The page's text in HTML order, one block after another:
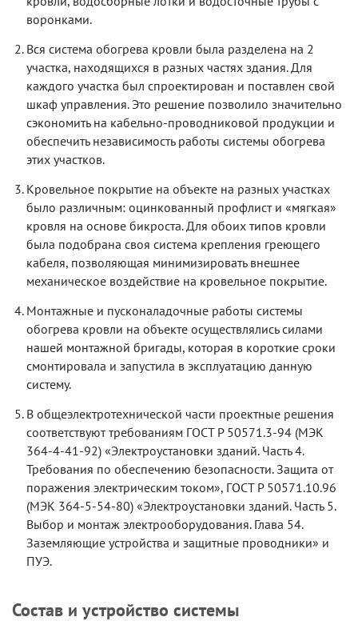
воронками.
Вся система обогрева кровли была разделена на 2
участка, находящихся в разных частях здания. Для
каждого участка был спроектирован и поставлен свой
шкаф управления. Это решение позволило значительно
сэкономить на кабельно-проводниковой продукции и
обеспечить независимость работы системы обогрева
этих участков.
Кровельное покрытие на объекте на разных участках
было различным: оцинкованный профлист и «мягкая»
кровля на основе бикроста. Для обоих типов кровли
была подобрана своя система крепления греющего
кабеля, позволяющая минимизировать внешнее
механическое воздействие на кровельное покрытие.
Монтажные и пусконаладочные работы системы
обогрева кровли на объекте осуществлялись силами
нашей монтажной бригады, которая в короткие сроки
смонтировала и запустила в эксплуатацию данную
систему.
В общеэлектротехнической части проектные решения
соответствуют требованиям ГОСТ Р 50571.3-94 (МЭК
364-4-41-92) «Электроустановки зданий. Часть 4.
Требования по обеспечению безопасности. Защита от
поражения электрическим током», ГОСТ Р 50571.10.96
(МЭК 364-5-54-80) «Электроустановки зданий. Часть 5.
Выбор и монтаж электрооборудования. Глава 54.
Заземляющие устройства и защитные проводники» и
ПУЭ.
Состав и устройство системы